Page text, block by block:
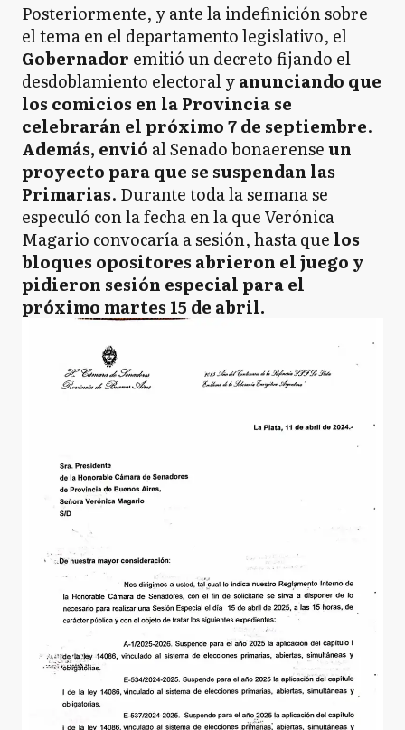
Posteriormente, y ante la indefinición sobre
el tema en el departamento legislativo, el
Gobernador emitió un decreto fijando el
desdoblamiento electoral yanunciando que
los comicios en la Provincia se
celebrarán el próximo 7 de septiembre.
Además, envió al Senado bonaerenseun
proyecto para que se suspendan las
Primarias. Durante toda la semana se
especuló con la fecha en la que Verónica
Magario convocaría a sesión, hasta que los
bloques opositores abrieron el juego y
pidieron sesión especial para el
próximo martes 15 de abril.